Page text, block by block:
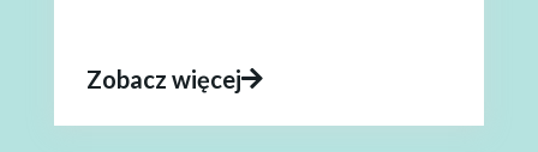
Zobacz więcej